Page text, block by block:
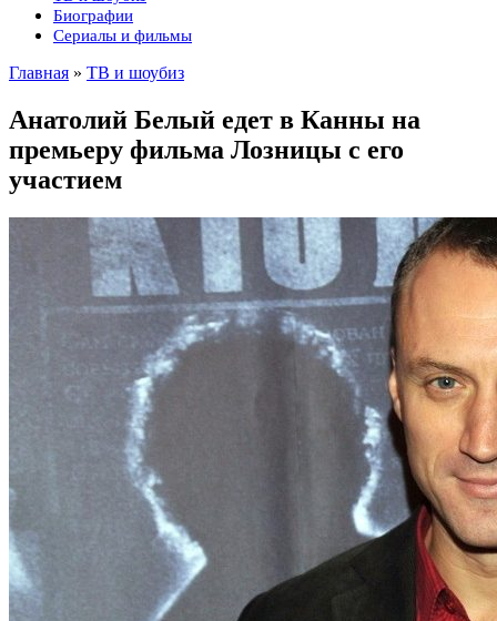
Биографии
Сериалы и фильмы
Главная » ТВ и шоубиз
Анатолий Белый едет в Канны на
премьеру фильма Лозницы с его
участием